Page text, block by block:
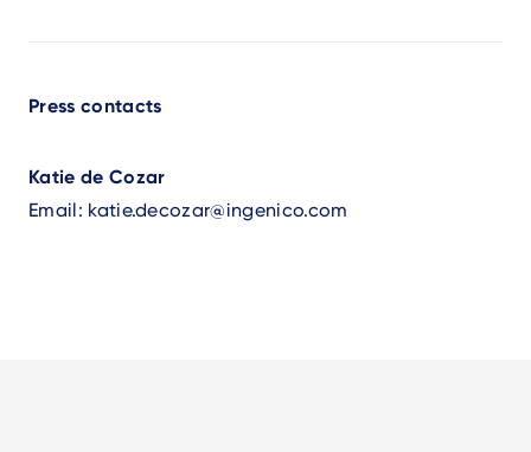
Press contacts
Katie de Cozar
Email: katie.decozar@ingenico.com